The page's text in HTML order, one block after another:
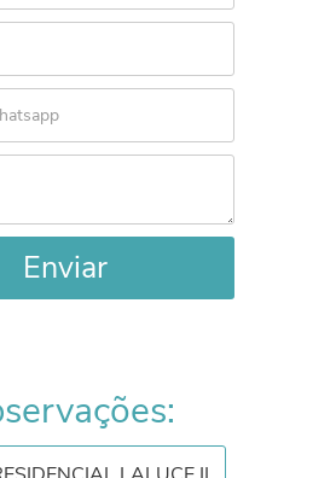
Enviar